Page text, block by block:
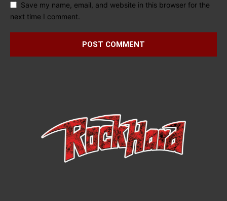
Save my name, email, and website in this browser for the
next time I comment.